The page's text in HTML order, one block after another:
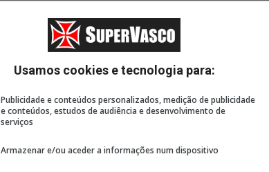
1997
Campeonato
Brasileiro 2003
Copa do Brasil 2011
Usamos cookies e tecnologia para:
Publicidade e conteúdos personalizados, medição de publicidade
e conteúdos, estudos de audiência e desenvolvimento de
serviços
Armazenar e/ou aceder a informações num dispositivo